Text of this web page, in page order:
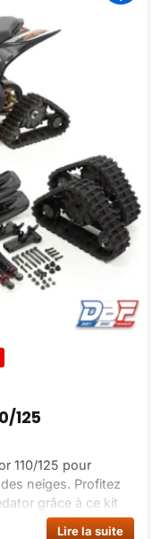
125
110/125 pour
neiges. Profitez
grâce à ce kit
Lire la suite